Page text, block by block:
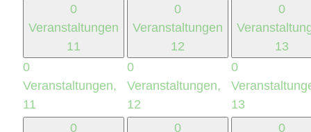
0
Veranstaltungen
11
0
Veranstaltungen,
11
0
Veranstaltungen
12
0
Veranstaltungen,
12
0
13
0
13
0
0
0